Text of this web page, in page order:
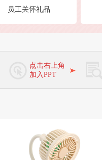
员工关怀礼品
点击右上角
加入PPT